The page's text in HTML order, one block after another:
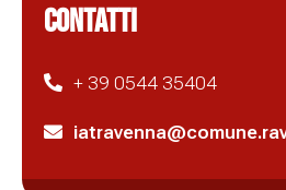
CONTATTI
+ 39 0544 35404